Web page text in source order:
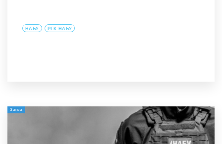
НАБУ РГК НАБУ
Заява